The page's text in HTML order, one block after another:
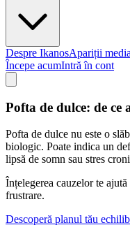
Despre IkanosApariții media
Începe acumIntră în cont
Pofta de dulce: de ce
Pofta de dulce nu este o
biologic. Poate indica un
lipsă de somn sau stres
Înțelegerea cauzelor te
frustrare.
Descoperă planul tău